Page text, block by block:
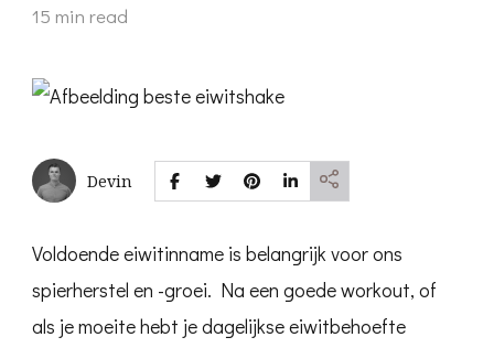
15 min read
Devin
Voldoende eiwitinname is belangrijk voor ons
spierherstel en -groei. Na een goede workout, of
als je moeite hebt je dagelijkse eiwitbehoefte